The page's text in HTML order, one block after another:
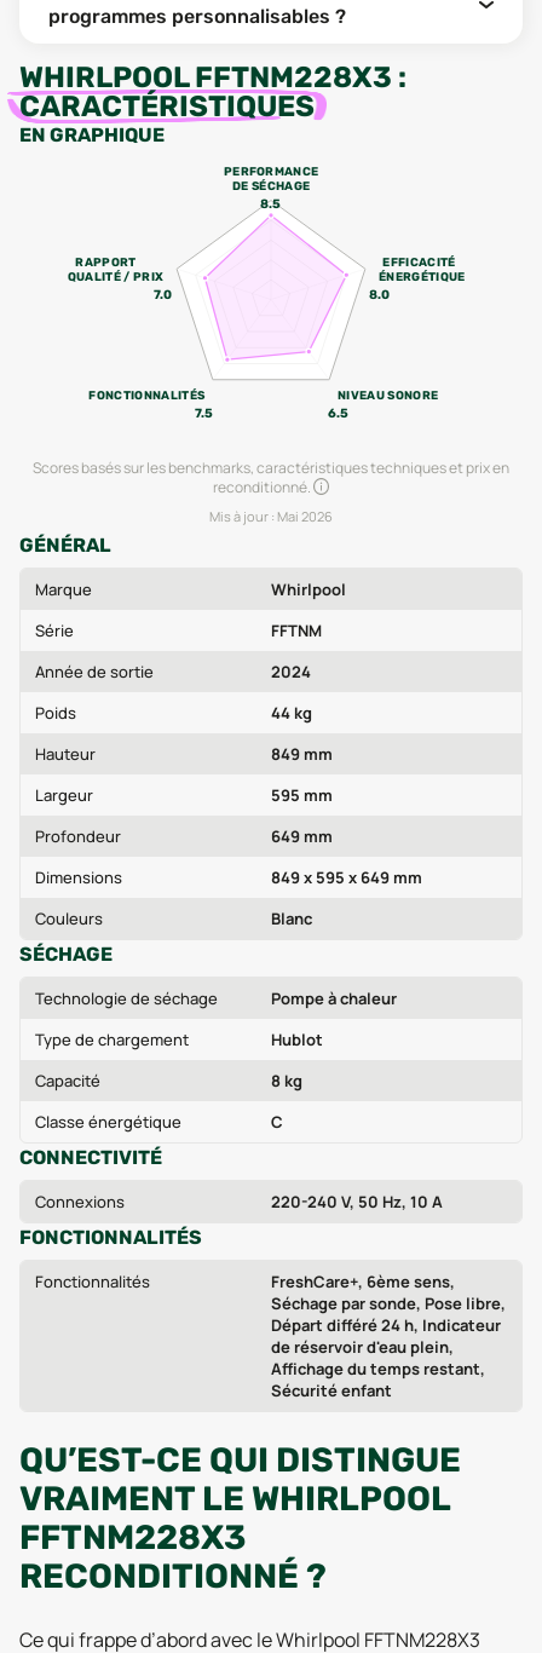
programmes personnalisables ?
WHIRLPOOL FFTNM228X3 :
CARACTÉRISTIQUES
EN GRAPHIQUE
PERFORMANCE
DE SÉCHAGE
8.5
EFFICACITÉ
ÉNERGÉTIQUE
8.0
NIVEAU SONORE
6.5
FONCTIONNALITÉS
7.5
RAPPORT
QUALITÉ / PRIX
7.0
Scores basés sur les benchmarks, caractéristiques techniques et prix en
reconditionné.
Mis à jour : Mai 2026
GÉNÉRAL
Marque
Whirlpool
Série
FFTNM
Année de sortie
2024
Poids
44 kg
Hauteur
849 mm
Largeur
595 mm
Profondeur
649 mm
Dimensions
849 x 595 x 649 mm
Couleurs
Blanc
SÉCHAGE
Technologie de séchage
Pompe à chaleur
Type de chargement
Hublot
Capacité
8 kg
Classe énergétique
C
CONNECTIVITÉ
Connexions 220-240 V, 50 Hz, 10 A
FONCTIONNALITÉS
Fonctionnalités
FreshCare+, 6ème sens,
Séchage par sonde, Pose libre,
Départ différé 24 h, Indicateur
de réservoir d'eau plein,
Affichage du temps restant,
Sécurité enfant
QU’EST-CE QUI DISTINGUE
VRAIMENT LE WHIRLPOOL
FFTNM228X3
RECONDITIONNÉ ?
Ce qui frappe d’abord avec le Whirlpool FFTNM228X3